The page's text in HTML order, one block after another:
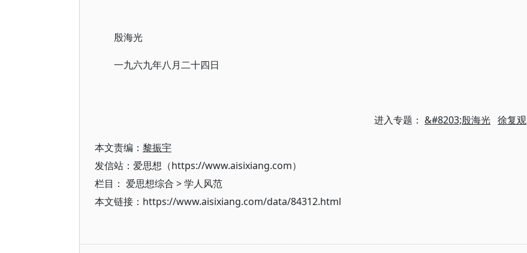
殷海光
一九六九年八月二十四日
进入专题： &#8203;殷海光 徐复观
本文责编： 黎振宇
发信站：爱思想（https://www.aisixiang.com）
栏目： 爱思想综合 >学人风范
本文链接：https://www.aisixiang.com/data/84312.html